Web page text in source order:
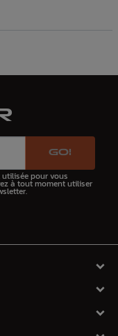
GO!
pour vous
à tout moment utiliser